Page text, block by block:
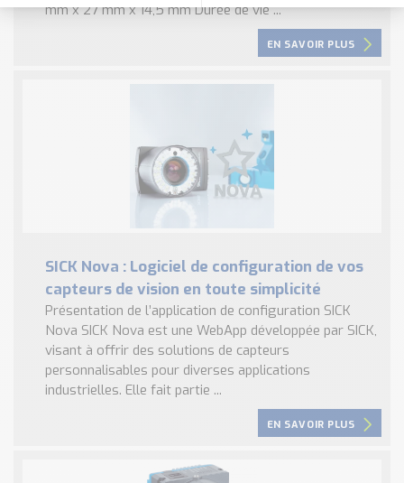
mm x 27 mm x 14,5 mm Durée de vie ...
EN SAVOIR PLUS
SICK Nova : Logiciel de configuration de vos
capteurs de vision en toute simplicité
Présentation de l’application de configuration SICK
Nova SICK Nova est une WebApp développée par SICK,
visant à offrir des solutions de capteurs
personnalisables pour diverses applications
industrielles. Elle fait partie ...
EN SAVOIR PLUS